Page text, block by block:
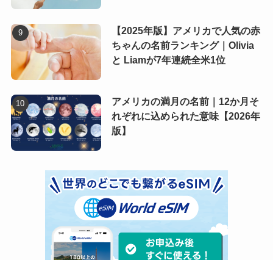
【2025年版】アメリカで人気の赤
ちゃんの名前ランキング｜Olivia
と Liamが7年連続全米1位
アメリカの満月の名前｜12か月そ
れぞれに込められた意味【2026年
版】